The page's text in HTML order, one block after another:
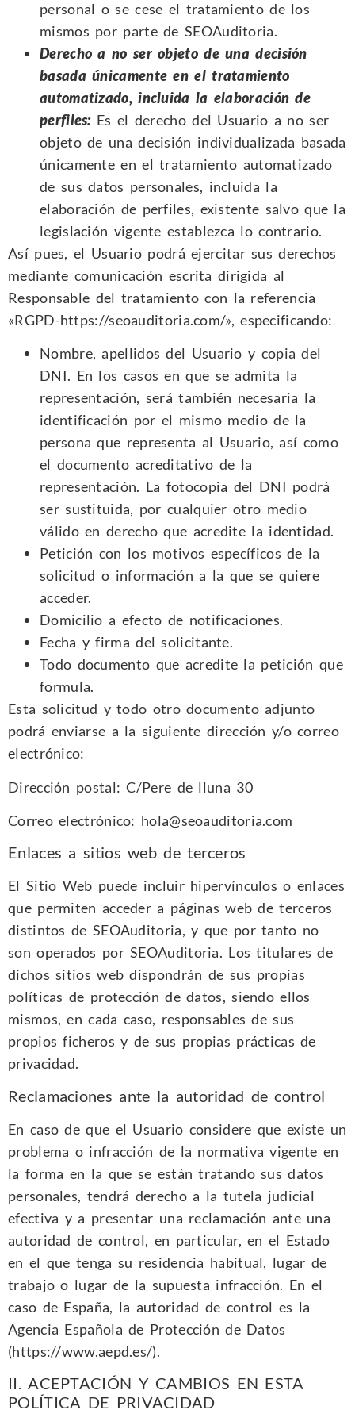
personal o se cese el tratamiento de los
mismos por parte de SEOAuditoria.
Derecho a no ser objeto de una decisión
basada únicamente en el tratamiento
automatizado, incluida la elaboración de
perfiles:Es el derecho del Usuario a no ser
objeto de una decisión individualizada basada
únicamente en el tratamiento automatizado
de sus datos personales, incluida la
elaboración de perfiles, existente salvo que la
legislación vigente establezca lo contrario.
Así pues, el Usuario podrá ejercitar sus derechos
mediante comunicación escrita dirigida al
Responsable del tratamiento con la referencia
«RGPD-https://seoauditoria.com/», especificando:
Nombre, apellidos del Usuario y copia del
DNI. En los casos en que se admita la
representación, será también necesaria la
identificación por el mismo medio de la
persona que representa al Usuario, así como
el documento acreditativo de la
representación. La fotocopia del DNI podrá
ser sustituida, por cualquier otro medio
válido en derecho que acredite la identidad.
Petición con los motivos específicos de la
solicitud o información a la que se quiere
acceder.
Domicilio a efecto de notificaciones.
Fecha y firma del solicitante.
Todo documento que acredite la petición que
formula.
Esta solicitud y todo otro documento adjunto
podrá enviarse a la siguiente dirección y/o correo
electrónico:
Dirección postal: C/Pere de lluna 30
Correo electrónico: hola@seoauditoria.com
Enlaces a sitios web de terceros
El Sitio Web puede incluir hipervínculos o enlaces
que permiten acceder a páginas web de terceros
distintos de SEOAuditoria, y que por tanto no
son operados por SEOAuditoria. Los titulares de
dichos sitios web dispondrán de sus propias
políticas de protección de datos, siendo ellos
mismos, en cada caso, responsables de sus
propios ficheros y de sus propias prácticas de
privacidad.
Reclamaciones ante la autoridad de control
En caso de que el Usuario considere que existe un
problema o infracción de la normativa vigente en
la forma en la que se están tratando sus datos
personales, tendrá derecho a la tutela judicial
efectiva y a presentar una reclamación ante una
autoridad de control, en particular, en el Estado
en el que tenga su residencia habitual, lugar de
trabajo o lugar de la supuesta infracción. En el
caso de España, la autoridad de control es la
Agencia Española de Protección de Datos
(https://www.aepd.es/).
II. ACEPTACIÓN Y CAMBIOS EN ESTA
POLÍTICA DE PRIVACIDAD